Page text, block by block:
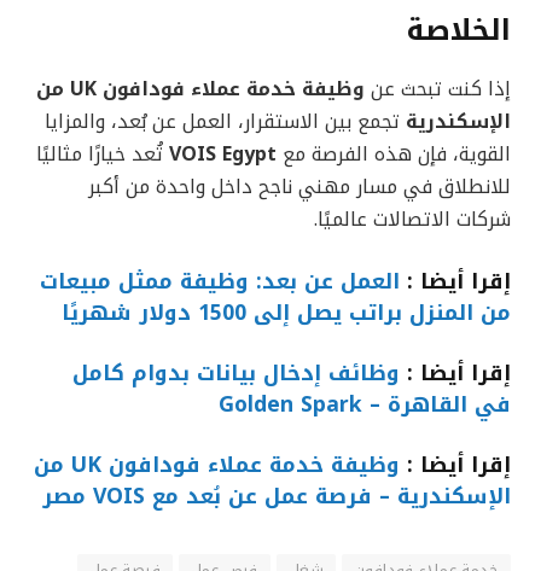
الخلاصة
إذا كنت تبحث عن
وظيفة خدمة عملاء فودافون UK من
الإسكندرية تجمع بين الاستقرار، العمل عن بُعد، والمزايا
القوية، فإن هذه الفرصة مع VOIS Egyptتُعد خيارًا مثاليًا
للانطلاق في مسار مهني ناجح داخل واحدة من أكبر
شركات الاتصالات عالميًا.
إقرا أيضا : العمل عن بعد: وظيفة ممثل مبيعات
من المنزل براتب يصل إلى 1500 دولار شهريًا
إقرا أيضا : وظائف إدخال بيانات بدوام كامل
في القاهرة – Golden Spark
إقرا أيضا :
وظيفة خدمة عملاء فودافون UK من
الإسكندرية – فرصة عمل عن بُعد مع VOIS مصر